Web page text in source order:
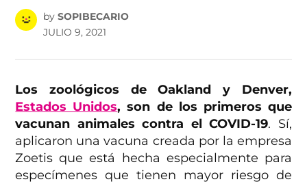
by SOPIBECARIO
JULIO 9, 2021
Los zoológicos de Oakland y Denver,
Estados Unidos, son de los primeros que
vacunan animales contra el COVID-19. Sí,
aplicaron una vacuna creada por la empresa
Zoetis que está hecha especialmente para
especímenes que tienen mayor riesgo de